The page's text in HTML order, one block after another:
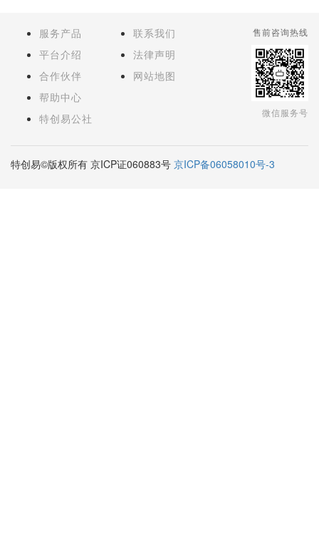
服务产品
平台介绍
合作伙伴
帮助中心
特创易公社
联系我们
法律声明
网站地图
售前咨询热线
微信服务号
特创易©版权所有 京ICP证060883号 京ICP备06058010号-3